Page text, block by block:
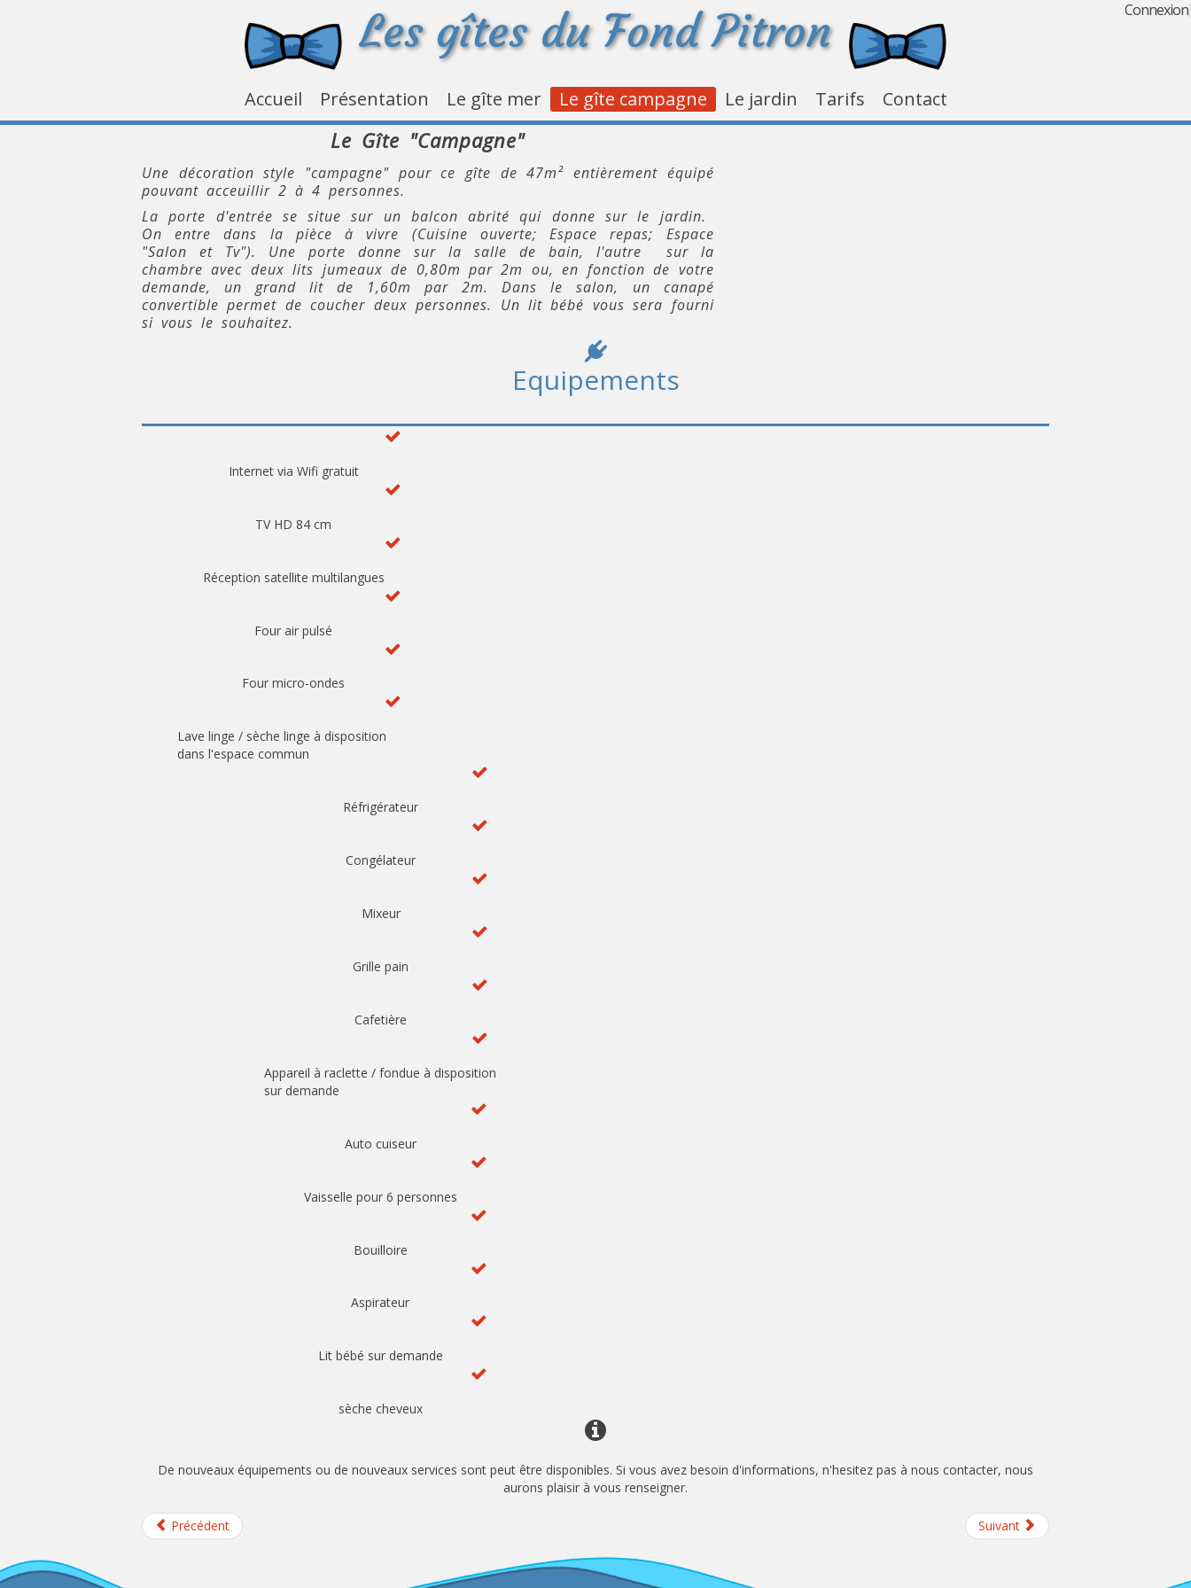
Connexion
Les gîtes du Fond Pitron
Accueil Présentation Le gîte mer Le gîte campagne Le jardin Tarifs Contact
Le Gîte "Campagne"
Une décoration style "campagne" pour ce gîte de 47m² entièrement équipé
pouvant acceuillir 2 à 4 personnes.
La porte d'entrée se situe sur un balcon abrité qui donne sur le jardin.
On entre dans la pièce à vivre (Cuisine ouverte; Espace repas; Espace
"Salon et Tv"). Une porte donne sur la salle de bain, l'autre sur la
chambre avec deux lits jumeaux de 0,80m par 2m ou, en fonction de votre
demande, un grand lit de 1,60m par 2m. Dans le salon, un canapé
convertible permet de coucher deux personnes. Un lit bébé vous sera fourni
si vous le souhaitez.
Equipements
Internet via Wifi gratuit
TV HD 84 cm
Réception satellite multilangues
Four air pulsé
Four micro-ondes
Lave linge / sèche linge à disposition
dans l'espace commun
Réfrigérateur
Congélateur
Mixeur
Grille pain
Cafetière
Appareil à raclette / fondue à disposition
sur demande
Auto cuiseur
Vaisselle pour 6 personnes
Bouilloire
Aspirateur
Lit bébé sur demande
sèche cheveux
De nouveaux équipements ou de nouveaux services sont peut être disponibles. Si vous avez besoin d'informations, n'hesitez pas à nous contacter, nous
aurons plaisir à vous renseigner.
Précédent Suivant